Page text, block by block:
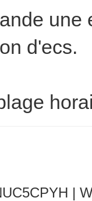
une
d'ecs.
|